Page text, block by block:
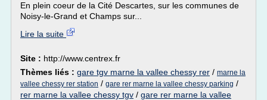
En plein coeur de la Cité Descartes, sur les communes de
Noisy-le-Grand et Champs sur...
Lire la suite
Site : http://www.centrex.fr
Thèmes liés : gare tgv marne la vallee chessy rer / marne la
vallee chessy rer station / gare rer marne la vallee chessy parking /
rer marne la vallee chessy tgv / gare rer marne la vallee